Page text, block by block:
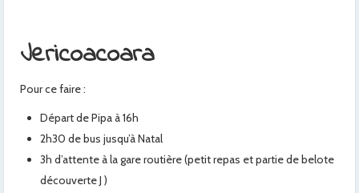
Jericoacoara
Pour ce faire :
Départ de Pipa à 16h
2h30 de bus jusqu’à Natal
3h d’attente à la gare routière (petit repas et partie de belote
découverte J )